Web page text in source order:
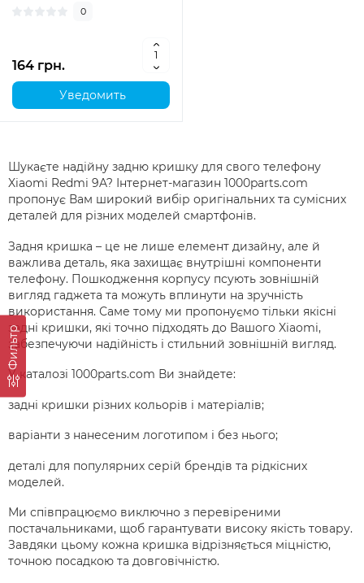
Фильтр
0
164 грн.
Уведомить
Шукаєте надійну задню кришку для свого телефону
Xiaomi Redmi 9A? Інтернет-магазин 1000parts.com
пропонує Вам широкий вибір оригінальних та сумісних
деталей для різних моделей смартфонів.
Задня кришка – це не лише елемент дизайну, але й
важлива деталь, яка захищає внутрішні компоненти
телефону. Пошкодження корпусу псують зовнішній
вигляд гаджета та можуть вплинути на зручність
використання. Саме тому ми пропонуємо тільки якісні
задні кришки, які точно підходять до Вашого Xiaomi,
забезпечуючи надійність і стильний зовнішній вигляд.
У каталозі 1000parts.com Ви знайдете:
задні кришки різних кольорів і матеріалів;
варіанти з нанесеним логотипом і без нього;
деталі для популярних серій брендів та рідкісних
моделей.
Ми співпрацюємо виключно з перевіреними
постачальниками, щоб гарантувати високу якість товару.
Завдяки цьому кожна кришка відрізняється міцністю,
точною посадкою та довговічністю.